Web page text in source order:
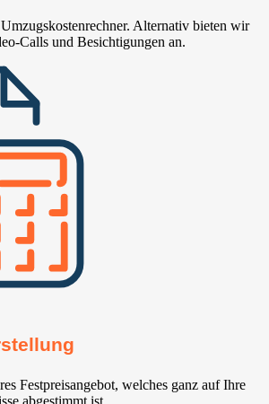
Alternativ bieten wir
Calls und Besichtigungen an.
Festpreisangebot, welches ganz auf Ihre